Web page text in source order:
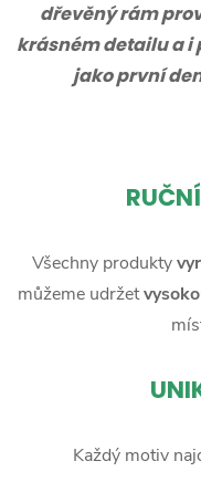
dřevěný rám
krásném detailu a i
jako první
RUČNÍ
Všechny produkty
můžeme udržet
Každý motiv